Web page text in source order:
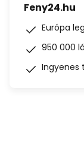
Feny24.hu
Európa
950 000
Ingyenes